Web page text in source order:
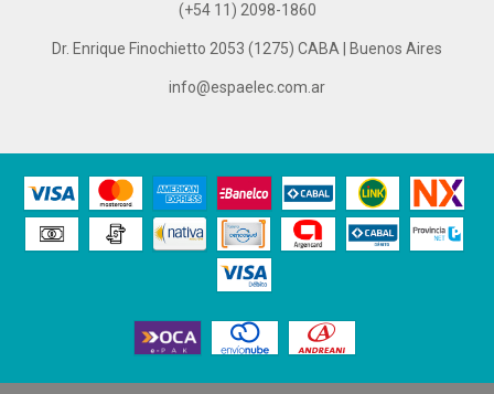
(+54 11) 2098-1860
Dr. Enrique Finochietto 2053 (1275) CABA | Buenos Aires
info@espaelec.com.ar